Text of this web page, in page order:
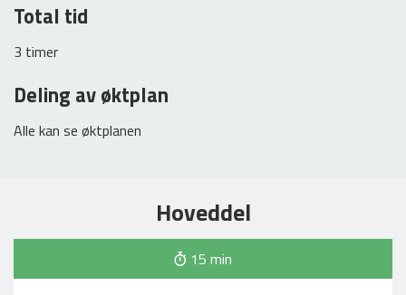
Total tid
3 timer
Deling av øktplan
Alle kan se øktplanen
Hoveddel
15 min